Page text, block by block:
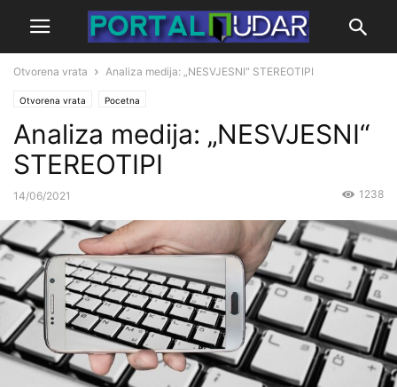
Otvorena vrata Analiza medija: „NESVJESNI“ STEREOTIPI
Otvorena vrata Pocetna
Analiza medija: „NESVJESNI“
STEREOTIPI
14/06/2021 1238